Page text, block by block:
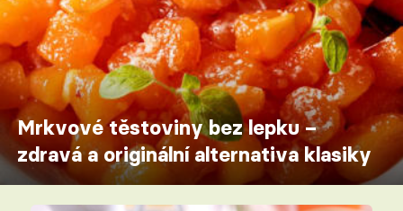
Mrkvové těstoviny bez lepku –
zdravá a originální alternativa klasiky